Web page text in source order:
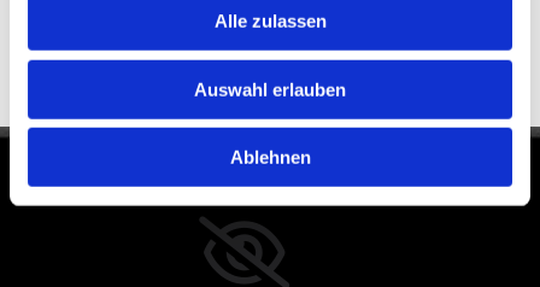
Alle zulassen
Auswahl erlauben
Ablehnen
Anfahrt